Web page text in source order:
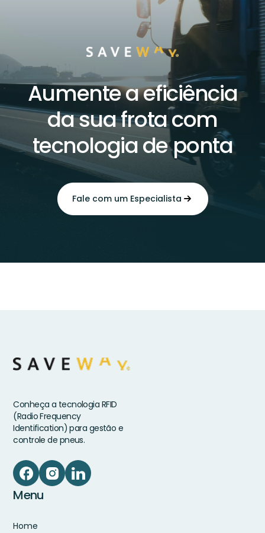
Aumente a eficiência
da sua frota com
tecnologia de ponta
Fale com um Especialista
Conheça a tecnologia RFID
(Radio Frequency
Identification) para gestão e
controle de pneus.
Menu
Home